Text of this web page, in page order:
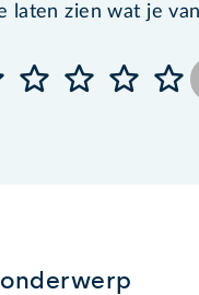
laten zien wat je